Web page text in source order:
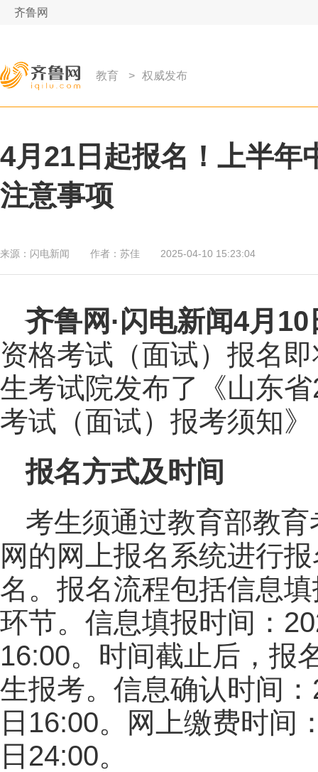
齐鲁网
教育 > 权威发布
4月21日起报名！上半年
注意事项
来源： 闪电新闻 作者： 苏佳 2025-04-10 15:23:04
齐鲁网 ·闪电新闻4月10
资格考试（面试）报名
生考试院发布了《山东
考试（面试）报考须知
报名方式及时间
考生须通过教育部教
网的网上报名系统进行
名。报名流程包括信息
环节。信息填报时间：
16:00。时间截止后，报
生报考。信息确认时间
日16:00。网上缴费时间
日24:00。